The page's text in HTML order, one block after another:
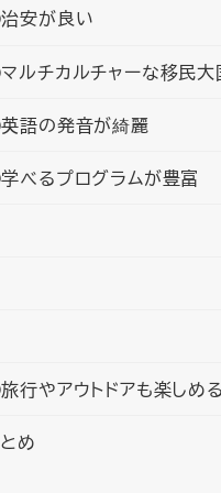
安が良い
ルチカルチャーな移民大
語の発音が綺麗
べるプログラムが豊富
行やアウトドアも楽しめ
め